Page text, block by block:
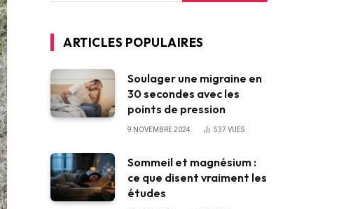
ARTICLES POPULAIRES
Soulager une migraine en
30 secondes avec les
points de pression
9 NOVEMBRE 2024 537 VUES
Sommeil et magnésium :
ce que disent vraiment les
études